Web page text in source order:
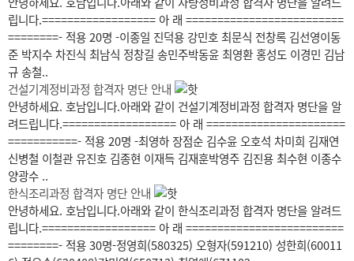
립니다.================== 아 래 =========================
========- 적용 20명 -이종일 진덕용 강민호 최문식 전창록 김선영이동
준 박지수 차진식 최남식 정창길 송민주박동윤 최영환 홍성도 이경민 김남
규 송철..
건설기계정비과정 합격자 명단 안내
안녕하세요. 호남입니다.아래와 같이 건설기계정비과정 합격자 명단을 알
려드립니다.================== 아 래 ======================
===========- 적용 20명 -최영하 장점순 김수윤 오호석 차미희 김재연
신병철 이철관 유진호 김종현 이재득 김재훈박영주 김진용 최수현 이종수
양광수 ..
한식조리과정 합격자 명단 안내
안녕하세요. 호남입니다.아래와 같이 한식조리과정 합격자 명단을 알려드
립니다.================== 아 래 =========================
========- 적용 30명-정영희(580325) 오형자(591210) 성한희(60011